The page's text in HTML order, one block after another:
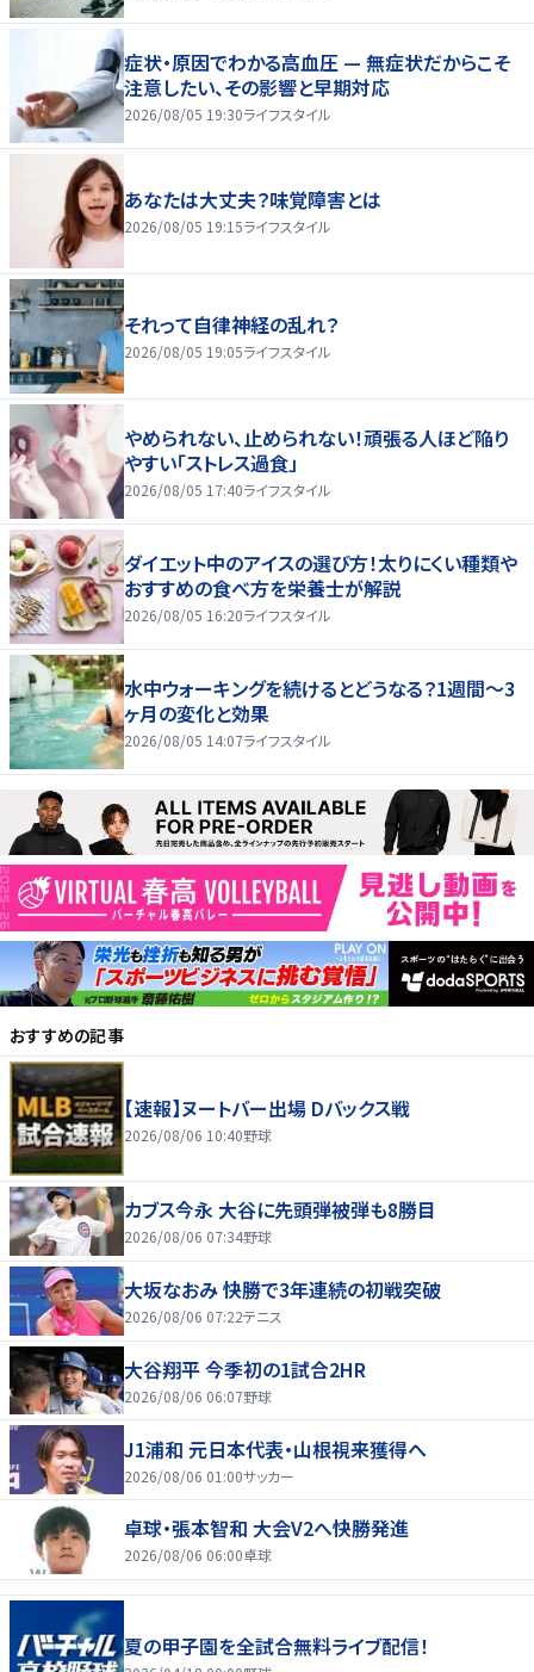
症状・原因でわかる高血圧 — 無症状だからこそ
注意したい、その影響と早期対応
2026/08/05 19:30ライフスタイル
あなたは大丈夫？味覚障害とは
2026/08/05 19:15ライフスタイル
それって自律神経の乱れ？
2026/08/05 19:05ライフスタイル
やめられない、止められない！頑張る人ほど陥り
やすい「ストレス過食」
2026/08/05 17:40ライフスタイル
ダイエット中のアイスの選び方！太りにくい種類や
おすすめの食べ方を栄養士が解説
2026/08/05 16:20ライフスタイル
水中ウォーキングを続けるとどうなる？1週間～3
ヶ月の変化と効果
2026/08/05 14:07ライフスタイル
おすすめの記事
【速報】ヌートバー出場 Dバックス戦
2026/08/06 10:40野球
カブス今永 大谷に先頭弾被弾も8勝目
2026/08/06 07:34野球
大坂なおみ 快勝で3年連続の初戦突破
2026/08/06 07:22テニス
大谷翔平 今季初の1試合2HR
2026/08/06 06:07野球
J1浦和 元日本代表・山根視来獲得へ
2026/08/06 01:00サッカー
卓球・張本智和 大会V2へ快勝発進
2026/08/06 06:00卓球
夏の甲子園を全試合無料ライブ配信！